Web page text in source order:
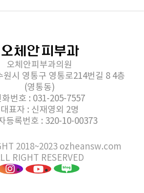
오체안피부과의원
원시 영통구 영통로214번길 8 4층
(영통동)
화번호 : 031-205-7557
대표자 : 신재영외 2명
등록번호 : 320-10-00373
2018~2023 ozheansw.com
RIGHT RESERVED